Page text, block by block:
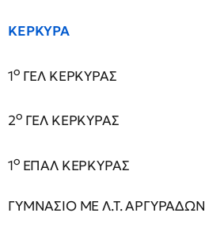
ΚΕΡΚΥΡΑ
1οΓΕΛ ΚΕΡΚΥΡΑΣ
2οΓΕΛ ΚΕΡΚΥΡΑΣ
1οΕΠΑΛ ΚΕΡΚΥΡΑΣ
ΓΥΜΝΑΣΙΟ ΜΕ Λ.Τ. ΑΡΓΥΡΑΔΩΝ